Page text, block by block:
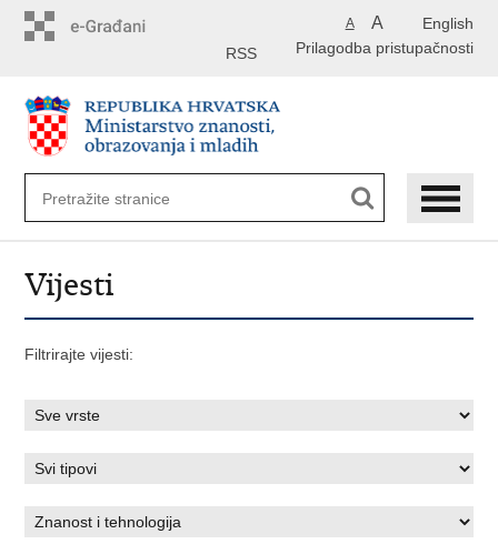
English
A A
Prilagodba pristupačnosti
RSS
Vijesti
Filtrirajte vijesti: